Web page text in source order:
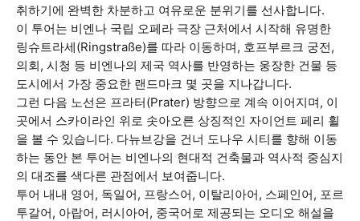
취하기에 완벽한 차분하고 여유로운 분위기를 선사합니다.
이 투어는 비엔나 국립 오페라 극장 근처에서 시작해 유명한
링슈트라세(Ringstraße)를 따라 이동하며, 호프부르크 궁전,
의회, 시청 등 비엔나의 제국 역사를 반영하는 웅장한 건물 등
도시에서 가장 중요한 랜드마크 몇 곳을 지나갑니다.
그런 다음 노선은 프라터(Prater) 방향으로 계속 이어지며, 이
곳에서 스카이라인 위로 솟아오른 상징적인 자이언트 페리 휠
을 볼 수 있습니다. 다뉴브강을 건너 도나우 시티를 향해 이동
하는 동안 본 투어는 비엔나의 현대적 건축물과 역사적 중심지
의 대조를 색다른 관점에서 보여줍니다.
투어 내내 영어, 독일어, 프랑스어, 이탈리아어, 스페인어, 포르
투갈어, 아랍어, 러시아어, 중국어로 제공되는 오디오 해설을